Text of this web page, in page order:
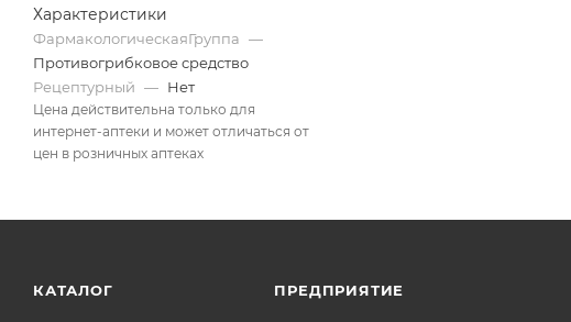
Характеристики
ФармакологическаяГруппа —
Противогрибковое средство
Рецептурный — Нет
Цена действительна только для
интернет-аптеки и может отличаться от
цен в розничных аптеках
КАТАЛОГ ПРЕДПРИЯТИЕ